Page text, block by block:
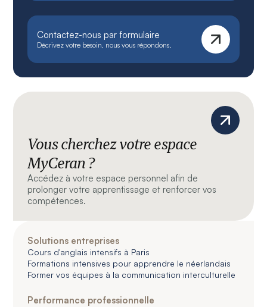
Contactez-nous par formulaire
Décrivez votre besoin, nous vous répondons.
Vous cherchez votre espace
MyCeran ?
Accédez à votre espace personnel afin de
prolonger votre apprentissage et renforcer vos
compétences.
Solutions entreprises
Cours d'anglais intensifs à Paris
Formations intensives pour apprendre le néerlandais
Former vos équipes à la communication interculturelle
Performance professionnelle